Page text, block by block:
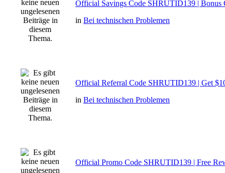
Official Savings Code SHRUTID139 | Bonus
in Bei technischen Problemen
Official Referral Code SHRUTID139 | Get
in Bei technischen Problemen
Official Promo Code SHRUTID139 | Free